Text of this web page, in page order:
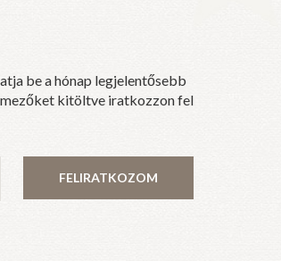
be a hónap legjelentősebb
mezőket kitöltve iratkozzon fel
FELIRATKOZOM